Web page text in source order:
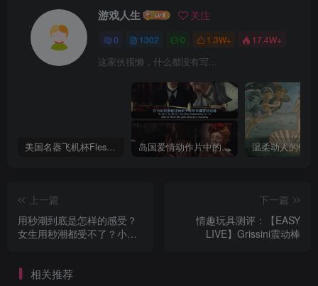
游戏人生 关注
0 1302 0 1.3W+ 17.4W+
这家伙很懒，什么都没有写...
美国名器飞机杯Fleshlight 【Quickshot-Vantage 双头飞机杯】完全评测 岛国爱情动作片中的AV棒到底有多猛？成人用品震动棒的发展史！
上一篇
用秒潮到底是怎样的感受？
女生用秒潮都受不了？小恶
下一篇
情趣玩具测评：【EASY
LIVE】Grissini震动棒
相关推荐